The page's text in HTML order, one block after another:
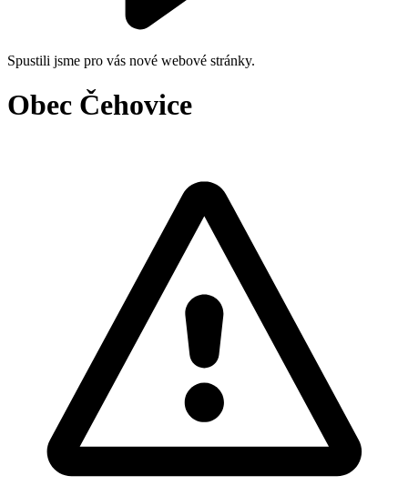
Spustili jsme pro vás nové webové stránky.
Obec Čehovice